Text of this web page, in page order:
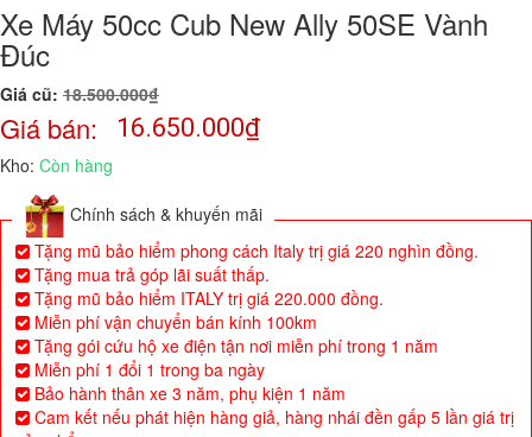
Xe Máy 50cc Cub New Ally 50SE Vành
Đúc
Giá cũ: 18.500.000₫
Giá bán: 16.650.000₫
Kho: Còn hàng
Chính sách & khuyến mãi
Tặng mũ bảo hiểm phong cách Italy trị giá 220 nghìn đồng.
Tặng mua trả góp lãi suất thấp.
Tặng mũ bảo hiểm ITALY trị giá 220.000 đồng.
Miễn phí vận chuyển bán kính 100km
Tặng gói cứu hộ xe điện tận nơi miễn phí trong 1 năm
Miễn phí 1 đổi 1 trong ba ngày
Bảo hành thân xe 3 năm, phụ kiện 1 năm
Cam kết nếu phát hiện hàng giả, hàng nhái đền gấp 5 lần giá trị